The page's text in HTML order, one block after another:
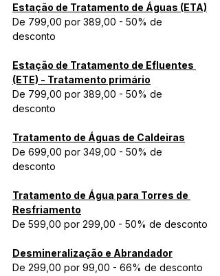
Estação de Tratamento de Águas (ETA)
De 799,00 por 389,00 - 50% de
desconto
Estação de Tratamento de Efluentes
(ETE) - Tratamento primário
De 799,00 por 389,00 - 50% de
desconto
Tratamento de Águas de Caldeiras
De 699,00 por 349,00 - 50% de
desconto
Tratamento de Água para Torres de
Resfriamento
De 599,00 por 299,00 - 50% de desconto
Desmineralização e Abrandador
De 299,00 por 99,00 - 66% de desconto